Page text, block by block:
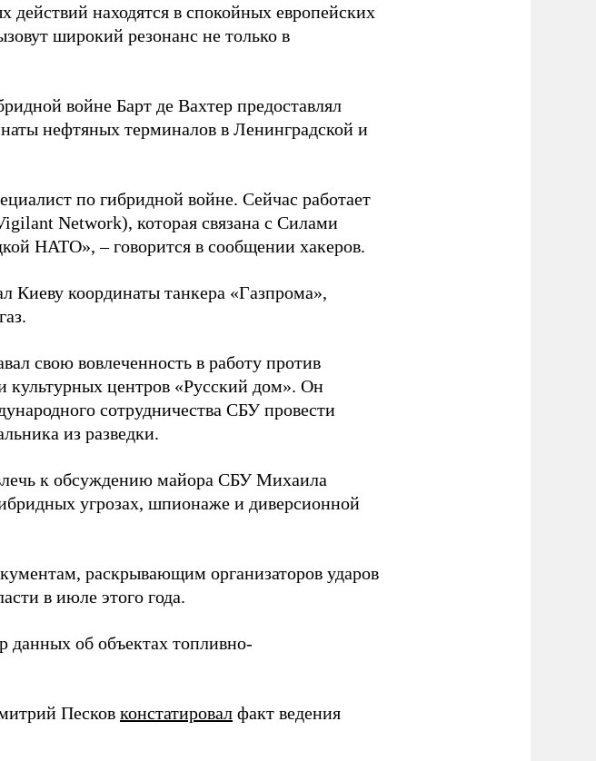
находятся в спокойных европейских
широкий резонанс не только в
войне Барт де Вахтер предоставлял
нефтяных терминалов в Ленинградской и
по гибридной войне. Сейчас работает
Network), которая связана с Силами
НАТО», – говорится в сообщении хакеров.
Киеву координаты танкера «Газпрома»,
свою вовлеченность в работу против
культурных центров «Русский дом». Он
сотрудничества СБУ провести
из разведки.
к обсуждению майора СБУ Михаила
угрозах, шпионаже и диверсионной
раскрывающим организаторов ударов
в июле этого года.
данных об объектах топливно-
Песков констатировал факт ведения